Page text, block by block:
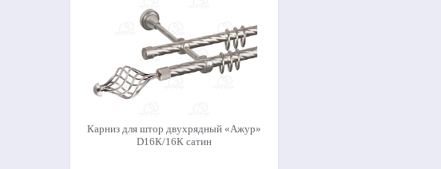
Карниз для штор двухрядный «Ажур»
D16К/16К сатин